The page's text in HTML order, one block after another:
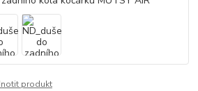
produkt